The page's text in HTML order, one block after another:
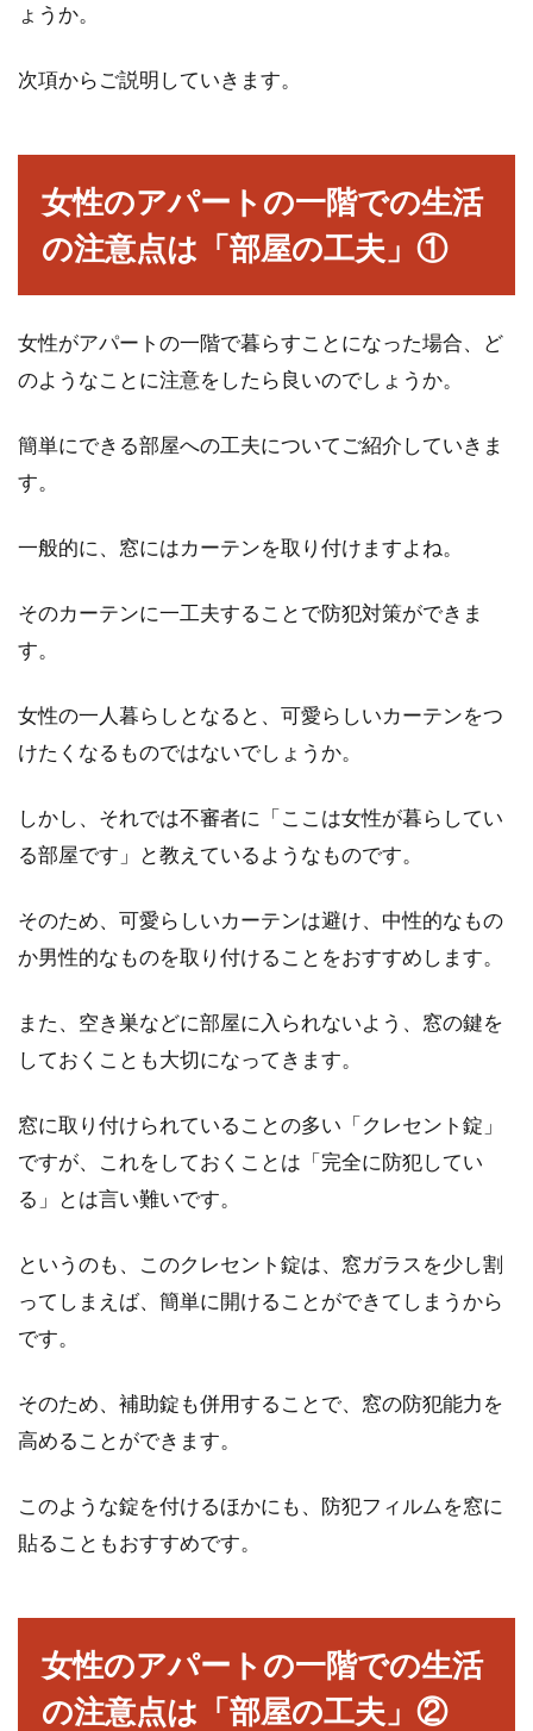
きる騒音の対処法とは？
皆さんは、木造アパートの新築工事を、近所で
うさぎを飼うポイントとは
しく感じてペットを飼いたくなることはないで
暮らすということ【関西】
学校生活を送るのがいいと思いますが、事情が
あってできない...
新築住宅への引っ越しは人生の節
に待った引っ越しです。しかし、新しい土地で
アパートに住む人必見！洗濯機を回
アパートなどの共同住宅に住んでいると、近隣
処方法をご紹介
ょうか。
次項からご説明していきます。
女性のアパートの一階での生活
の注意点は「部屋の工夫」①
女性がアパートの一階で暮らすことになった場合、ど
のようなことに注意をしたら良いのでしょうか。
簡単にできる部屋への工夫についてご紹介していきま
す。
一般的に、窓にはカーテンを取り付けますよね。
そのカーテンに一工夫することで防犯対策ができま
す。
女性の一人暮らしとなると、可愛らしいカーテンをつ
けたくなるものではないでしょうか。
しかし、それでは不審者に「ここは女性が暮らしてい
る部屋です」と教えているようなものです。
そのため、可愛らしいカーテンは避け、中性的なもの
か男性的なものを取り付けることをおすすめします。
また、空き巣などに部屋に入られないよう、窓の鍵を
しておくことも大切になってきます。
窓に取り付けられていることの多い「クレセント錠」
ですが、これをしておくことは「完全に防犯してい
る」とは言い難いです。
というのも、このクレセント錠は、窓ガラスを少し割
ってしまえば、簡単に開けることができてしまうから
です。
そのため、補助錠も併用することで、窓の防犯能力を
高めることができます。
このような錠を付けるほかにも、防犯フィルムを窓に
貼ることもおすすめです。
女性のアパートの一階での生活
の注意点は「部屋の工夫」②